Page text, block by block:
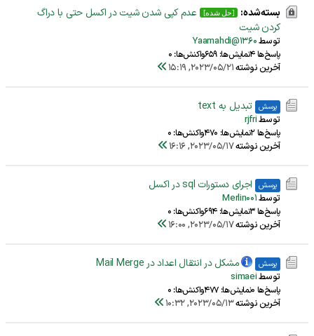
بسته‌شده: [حل شده]
عدم کپی شدن شیت در اکسل حتی با دراگ
کردن شیت
توسطYaamahdi@1360
پاسخ‌ها 4 نمایش‌ها: 659 واکنش‌ها: 0
آخرین نوشته2023/05/21, 15:19
پرسش تبدیل به text
توسطrjfri
پاسخ‌ها 2 نمایش‌ها: 470 واکنش‌ها: 0
آخرین نوشته2023/05/17, 16:16
پرسش اجرای دستورات sql در اکسل
توسطMerlin001
پاسخ‌ها 3 نمایش‌ها: 694 واکنش‌ها: 0
آخرین نوشته2023/05/17, 16:00
پرسش مشکل در انتقال اعداد در Mail Merge
توسطsimaei
پاسخ‌ها 0 نمایش‌ها: 477 واکنش‌ها: 0
آخرین نوشته2023/05/13, 10:32